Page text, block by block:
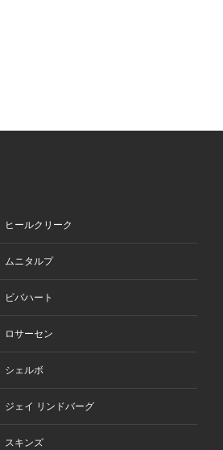
ヒールクリーク
ムニタルプ
ビバハート
ロサーセン
シェルボ
ジェイ リンドバーグ
スキンズ